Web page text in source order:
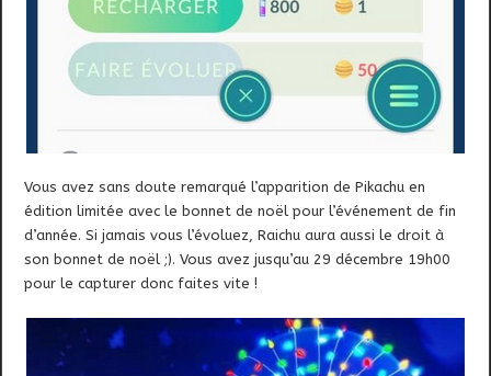
Vous avez sans doute remarqué l’apparition de Pikachu en
édition limitée avec le bonnet de noël pour l’événement de fin
d’année. Si jamais vous l’évoluez, Raichu aura aussi le droit à
son bonnet de noël ;). Vous avez jusqu’au 29 décembre 19h00
pour le capturer donc faites vite !